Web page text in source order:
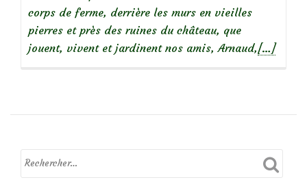
corps de ferme, derrière les murs en vieilles
pierres et près des ruines du château, que
jouent, vivent et jardinent nos amis, Arnaud,En
Roseraie
Grand
Jardin
[…]